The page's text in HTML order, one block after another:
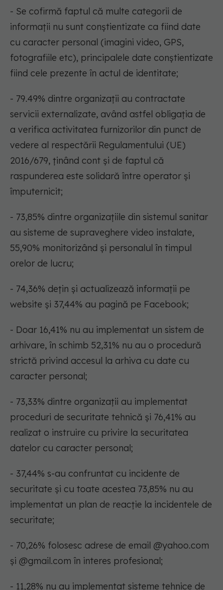
- Se cofirmă faptul că multe categorii de
informații nu sunt conștientizate ca fiind date
cu caracter personal (imagini video, GPS,
fotografiile etc), principalele date conștientizate
fiind cele prezente în actul de identitate;
- 79.49% dintre organizații au contractate
servicii externalizate, având astfel obligația de
a verifica activitatea furnizorilor din punct de
vedere al respectării Regulamentului (UE)
2016/679, ținând cont și de faptul că
raspunderea este solidară între operator și
împuternicit;
- 73,85% dintre organizațiile din sistemul sanitar
au sisteme de supraveghere video instalate,
55,90% monitorizând și personalul în timpul
orelor de lucru;
- 74,36% dețin și actualizează informații pe
website și 37,44% au pagină pe Facebook;
- Doar 16,41% nu au implementat un sistem de
arhivare, în schimb 52,31% nu au o procedură
strictă privind accesul la arhiva cu date cu
caracter personal;
- 73,33% dintre organizații au implementat
proceduri de securitate tehnică și 76,41% au
realizat o instruire cu privire la securitatea
datelor cu caracter personal;
- 37,44% s-au confruntat cu incidente de
securitate și cu toate acestea 73,85% nu au
implementat un plan de reacție la incidentele de
securitate;
- 70,26% folosesc adrese de email @yahoo.com
și @gmail.com în interes profesional;
- 11,28% nu au implementat sisteme tehnice de